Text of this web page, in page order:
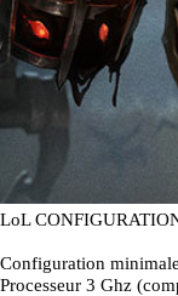
LoL
Configuration minimale
Processeur 3 Ghz